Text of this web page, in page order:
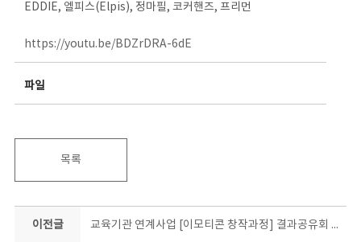
EDDIE, 엘피스(Elpis), 정마필, 코커핸즈, 프리먼
https://youtu.be/BDZrDRA-6dE
파일
목록
이전글 교육기관 연계사업 [이모티콘 창작과정] 결과공유회 in 충북비즈니스고등학교